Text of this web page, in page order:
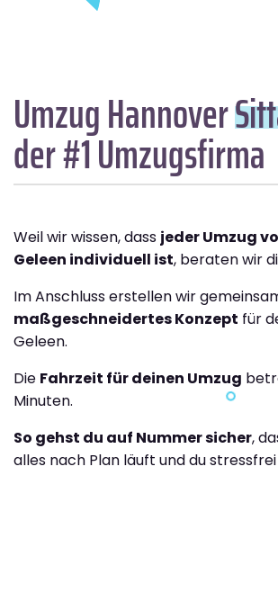
Umzug Hannover
der #1 Umzugsfirma
Weil wir wissen, dass jeder Umzug
Geleen individuell ist, beraten wir
Im Anschluss erstellen wir
maßgeschneidertes Konzept für
Geleen.
Die Fahrzeit für deinen Umzug
Minuten.
So gehst du auf Nummer sicher,
alles nach Plan läuft und du